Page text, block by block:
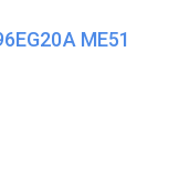
ME51